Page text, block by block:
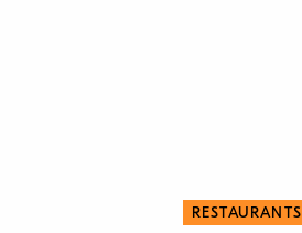
RESTAURANTS